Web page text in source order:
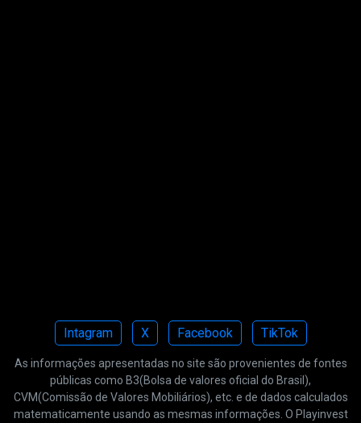
Intagram X Facebook TikTok
As informações apresentadas no site são provenientes de fontes
públicas como B3(Bolsa de valores oficial do Brasil),
CVM(Comissão de Valores Mobiliários), etc. e de dados calculados
matematicamente usando as mesmas informações. O Playinvest